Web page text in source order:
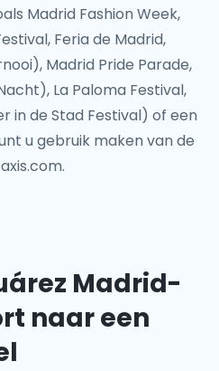
Madrid Fashion Week,
Feria de Madrid,
Madrid Pride Parade,
La Paloma Festival,
in de Stad Festival) of een
u gebruik maken van de
Madrid-
naar een